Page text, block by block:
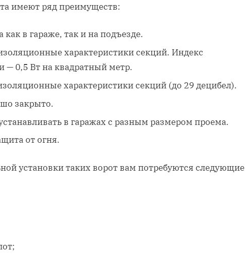
имеют ряд преимуществ:
в гараже, так и на подъезде.
характеристики секций. Индекс
— 0,5 Вт на квадратный метр.
характеристики секций (до 29 децибел).
закрыто.
в гаражах с разным размером проема.
от огня.
установки таких ворот вам потребуются следующие